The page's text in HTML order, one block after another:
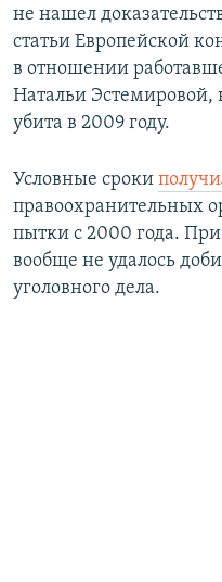
не нашел
статьи Европейской
в отношении
Натальи Эстемировой,
убита в 2009 году.
Условные сроки
правоохранительных
пытки с 2000 года. При
вообще не удалось
уголовного дела.